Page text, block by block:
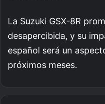
La Suzuki GSX-8R
desapercibida, y su
español será un
próximos meses.